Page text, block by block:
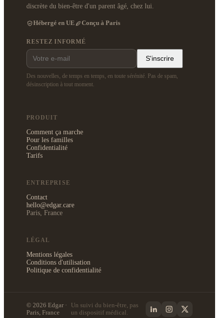
discrète du bien-être d'un parent âgé, chez lui.
Hébergé en UE Conçu à Paris
RESTEZ INFORMÉ
S'inscrire
Des nouvelles, de temps en temps, en toute sérénité. Pas de spam,
désinscription à tout moment.
PRODUIT
Comment ça marche
Pour les familles
Confidentialité
Tarifs
ENTREPRISE
Contact
hello@edgar.care
Paris, France
LÉGAL
Mentions légales
Conditions d'utilisation
Politique de confidentialité
© 2026 Edgar ·
Paris, France
Un suivi du bien-être, pas
un dispositif médical.